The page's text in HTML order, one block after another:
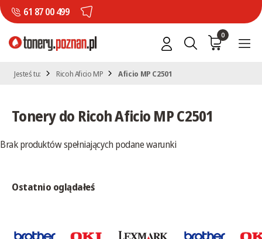
61 87 00 499
0
Jesteś tu: Ricoh Aficio MP Aficio MP C2501
Tonery do Ricoh Aficio MP C2501
Brak produktów spełniających podane warunki
Ostatnio oglądałeś